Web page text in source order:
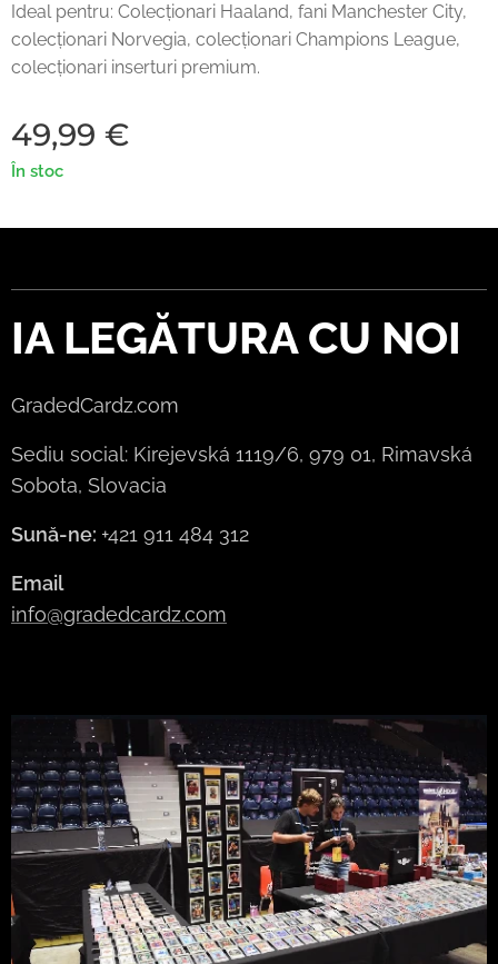
Ideal pentru: Colecționari Haaland, fani Manchester City,
colecționari Norvegia, colecționari Champions League,
colecționari inserturi premium.
49,99 €
În stoc
IA LEGĂTURA CU NOI
GradedCardz.com
Sediu social: Kirejevská 1119/6, 979 01, Rimavská
Sobota, Slovacia
Sună-ne: +421 911 484 312
Email
info@gradedcardz.com